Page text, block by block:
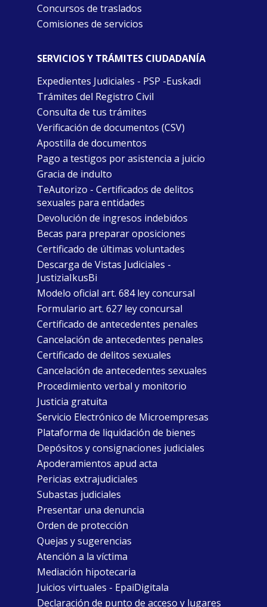
Concursos de traslados
Comisiones de servicios
SERVICIOS Y TRÁMITES CIUDADANÍA
Expedientes Judiciales - PSP -Euskadi
Trámites del Registro Civil
Consulta de tus trámites
Verificación de documentos (CSV)
Apostilla de documentos
Pago a testigos por asistencia a juicio
Gracia de indulto
TeAutorizo - Certificados de delitos
sexuales para entidades
Devolución de ingresos indebidos
Becas para preparar oposiciones
Certificado de últimas voluntades
Descarga de Vistas Judiciales -
JustiziaIkusBi
Modelo oficial art. 684 ley concursal
Formulario art. 627 ley concursal
Certificado de antecedentes penales
Cancelación de antecedentes penales
Certificado de delitos sexuales
Cancelación de antecedentes sexuales
Procedimiento verbal y monitorio
Justicia gratuita
Servicio Electrónico de Microempresas
Plataforma de liquidación de bienes
Depósitos y consignaciones judiciales
Apoderamientos apud acta
Pericias extrajudiciales
Subastas judiciales
Presentar una denuncia
Orden de protección
Quejas y sugerencias
Atención a la víctima
Mediación hipotecaria
Juicios virtuales - EpaiDigitala
Declaración de punto de acceso y lugares